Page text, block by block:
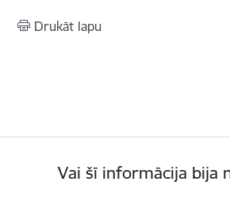
Drukāt lapu
Vai šī informācija bija